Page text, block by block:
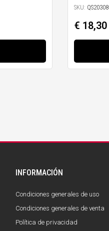
SKU:
€ 18,30
INFORMACIÓN
Condiciones generales de uso
Condiciones generales de venta
Política de privacidad